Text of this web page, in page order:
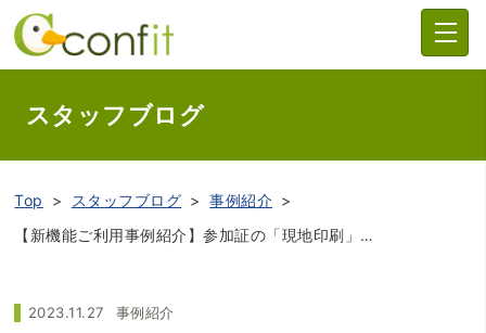
スタッフブログ
Top スタッフブログ
事例紹介
【新機能ご利用事例紹介】参加証の「現地印刷」で、より効率化した受付を実現！（日本スポーツ教育学会第43回国際大会）
2023.11.27 事例紹介